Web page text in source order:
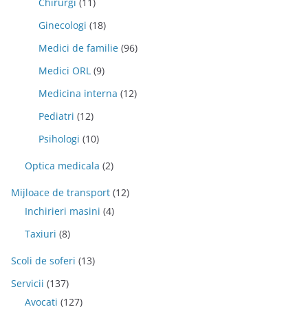
Chirurgi (11)
Ginecologi (18)
Medici de familie (96)
Medici ORL (9)
Medicina interna (12)
Pediatri (12)
Psihologi (10)
Optica medicala (2)
Mijloace de transport (12)
Inchirieri masini (4)
Taxiuri (8)
Scoli de soferi (13)
Servicii (137)
Avocati (127)